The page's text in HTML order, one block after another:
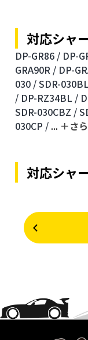
対応シャ
DP-GR86 / DP-
GRA90R / DP-
030 /SDR-
/ DP-RZ34BL /
SDR-030CBZ /
030CP / ... ＋さ
対応シャ